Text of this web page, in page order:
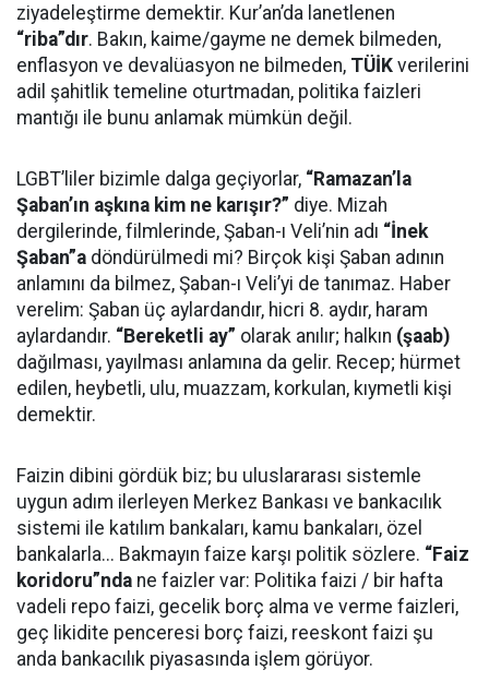
ziyadeleştirme demektir. Kur’an’da lanetlenen
“riba”dır. Bakın, kaime/gayme ne demek bilmeden,
enflasyon ve devalüasyon ne bilmeden, TÜİK verilerini
adil şahitlik temeline oturtmadan, politika faizleri
mantığı ile bunu anlamak mümkün değil.
LGBT’liler bizimle dalga geçiyorlar, “Ramazan’la
Şaban’ın aşkına kim ne karışır?” diye. Mizah
dergilerinde, filmlerinde, Şaban-ı Veli’nin adı “İnek
Şaban”a döndürülmedi mi? Birçok kişi Şaban adının
anlamını da bilmez, Şaban-ı Veli’yi de tanımaz. Haber
verelim: Şaban üç aylardandır, hicri 8. aydır, haram
aylardandır. “Bereketli ay” olarak anılır; halkın (şaab)
dağılması, yayılması anlamına da gelir. Recep; hürmet
edilen, heybetli, ulu, muazzam, korkulan, kıymetli kişi
demektir.
Faizin dibini gördük biz; bu uluslararası sistemle
uygun adım ilerleyen Merkez Bankası ve bankacılık
sistemi ile katılım bankaları, kamu bankaları, özel
bankalarla... Bakmayın faize karşı politik sözlere. “Faiz
koridoru”nda ne faizler var: Politika faizi / bir hafta
vadeli repo faizi, gecelik borç alma ve verme faizleri,
geç likidite penceresi borç faizi, reeskont faizi şu
anda bankacılık piyasasında işlem görüyor.